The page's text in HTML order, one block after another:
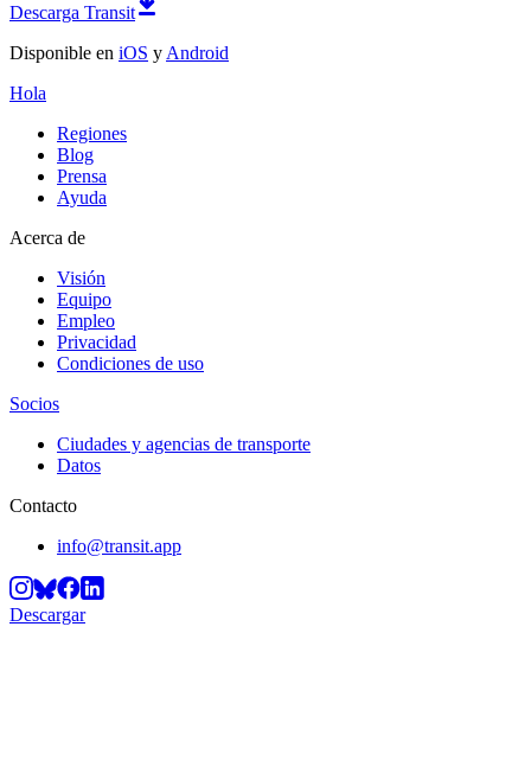
Descarga Transit
Disponible en iOS y Android
Hola
Regiones
Blog
Prensa
Ayuda
Acerca de
Visión
Equipo
Empleo
Privacidad
Condiciones de uso
Socios
Ciudades y agencias de transporte
Datos
Contacto
info@transit.app
Descargar